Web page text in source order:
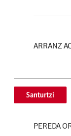
ARRANZ
Santurtzi
PEREDA